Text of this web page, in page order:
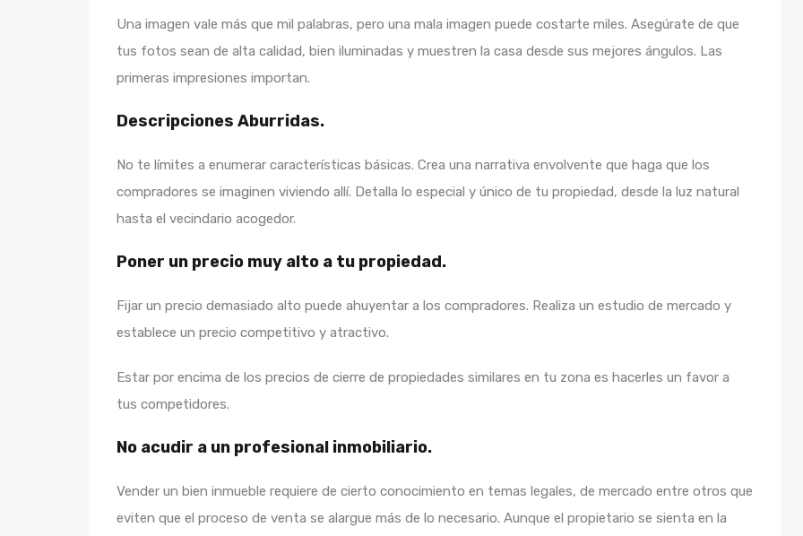
Una imagen vale más que mil palabras, pero una mala imagen puede costarte miles. Asegúrate de que
tus fotos sean de alta calidad, bien iluminadas y muestren la casa desde sus mejores ángulos. Las
primeras impresiones importan.
Descripciones Aburridas.
No te límites a enumerar características básicas. Crea una narrativa envolvente que haga que los
compradores se imaginen viviendo allí. Detalla lo especial y único de tu propiedad, desde la luz natural
hasta el vecindario acogedor.
Poner un precio muy alto a tu propiedad.
Fijar un precio demasiado alto puede ahuyentar a los compradores. Realiza un estudio de mercado y
establece un precio competitivo y atractivo.
Estar por encima de los precios de cierre de propiedades similares en tu zona es hacerles un favor a
tus competidores.
No acudir a un profesional inmobiliario.
Vender un bien inmueble requiere de cierto conocimiento en temas legales, de mercado entre otros que
eviten que el proceso de venta se alargue más de lo necesario. Aunque el propietario se sienta en la